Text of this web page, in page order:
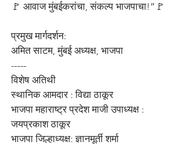
🚩 आवाज मुंबईकरांचा, संकल्प भाजपाचा!”🚩
प्रमुख मार्गदर्शन:
अमित साटम, मुंबई अध्यक्ष, भाजपा
-----
विशेष अतिथी
स्थानिक आमदार : विद्या ठाकूर
भाजपा महाराष्ट्र प्रदेश माजी उपाध्यक्ष :
जयप्रकाश ठाकूर
भाजपा जिल्हाध्यक्ष: ज्ञानमूर्ती शर्मा